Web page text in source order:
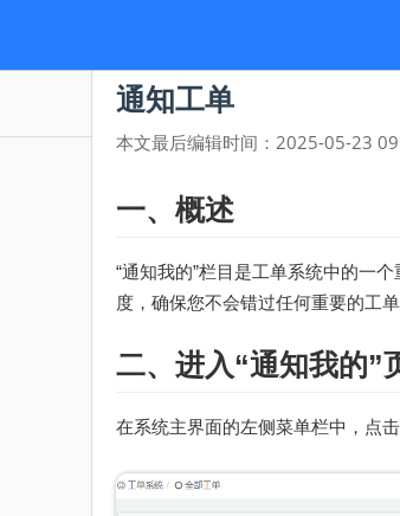
通知工单
本文最后编辑时间： 2025-05-23
一、概述
“通知我的”栏目是工单系统中的一
度，确保您不会错过任何重要的工
二、进入“通知我的”
在系统主界面的左侧菜单栏中，点